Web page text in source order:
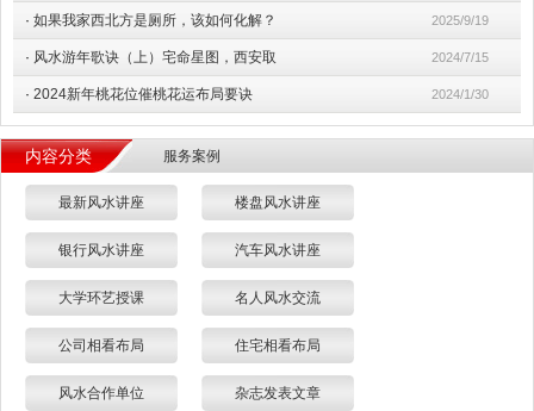
· 如果我家西北方是厕所，该如何化解？ 2025/9/19
· 风水游年歌诀（上）宅命星图，西安取 2024/7/15
· 2024新年桃花位催桃花运布局要诀 2024/1/30
内容分类 服务案例
最新风水讲座 楼盘风水讲座
银行风水讲座 汽车风水讲座
大学环艺授课 名人风水交流
公司相看布局 住宅相看布局
风水合作单位 杂志发表文章